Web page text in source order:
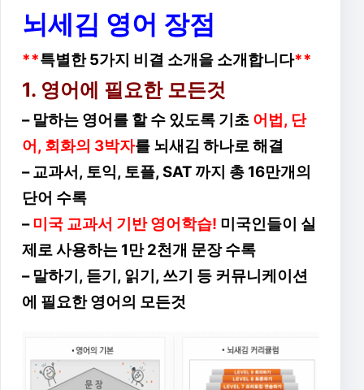
뇌세김 영어 장점
**특별한 5가지 비결 소개을 소개합니다**
1. 영어에 필요한 모든것
– 말하는 영어를 할 수 있도록 기초 어법, 단
어, 회화의 3박자를 뇌새김 하나로 해결
– 교과서, 토익, 토플, SAT 까지 총 16만개의
단어 수록
–미국 교과서 기반 영어학습! 미국인들이 실
제로 사용하는 1만 2천개 문장 수록
– 말하기, 듣기, 읽기, 쓰기 등 커뮤니케이션
에 필요한 영어의 모든것